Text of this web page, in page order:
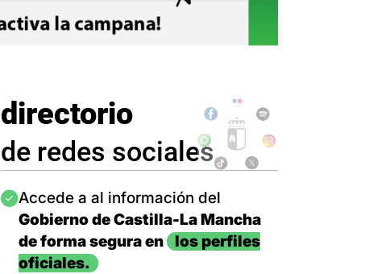
directorio
de redes sociales
Imagen
Accede a al información del
Gobierno de Castilla-La Mancha
de forma segura en
los perfiles
oficiales.